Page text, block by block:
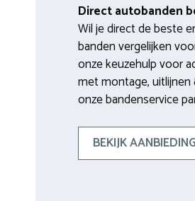
Direct autobanden
Wil je direct de beste
banden vergelijken
onze keuzehulp voor
met montage, uitlijnen
onze bandenservice
BEKIJK